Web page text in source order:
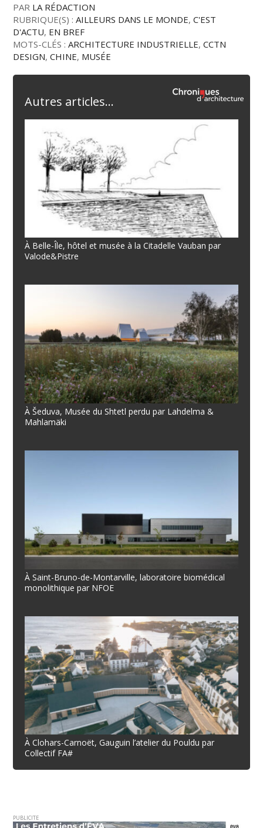
PAR LA RÉDACTION
RUBRIQUE(S) :AILLEURS DANS LE MONDE,C'EST
D'ACTU, EN BREF
MOTS-CLÉS :ARCHITECTURE INDUSTRIELLE,CCTN
DESIGN,CHINE, MUSÉE
Autres articles...
À Belle-Île, hôtel et musée à la Citadelle Vauban par
Valode&Pistre
À Šeduva, Musée du Shtetl perdu par Lahdelma &
Mahlamäki
À Saint-Bruno-de-Montarville, laboratoire biomédical
monolithique par NFOE
À Clohars-Carnoët, Gauguin l’atelier du Pouldu par
Collectif FA#
PUBLICITE